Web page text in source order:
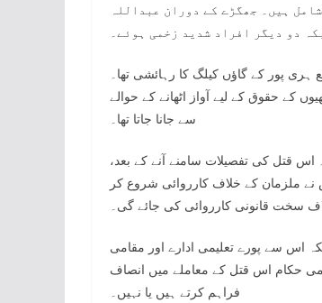
ہیں۔ جھگڑے کے دوران عبداللہ
دو دیگر افراد شدید زخمی ہوئے۔
ہری پور کے گاؤں کیلگ کا رہائشی تھا۔
کے حقوق کے لیے آواز اٹھانے کے حوالے
سے جانا جاتا تھا۔
اس قتل کی تفصیلات سامنے آنے کے بعد،
نے ملزمان کے خلاف کارروائی شروع کر
سخت قانونی کارروائی کی جائے گی۔
اس سے پورے تعلیمی ادارے اور مقامی
حکام اس قتل کے معاملے میں انصاف
فراہم کرتے ہیں یا نہیں۔